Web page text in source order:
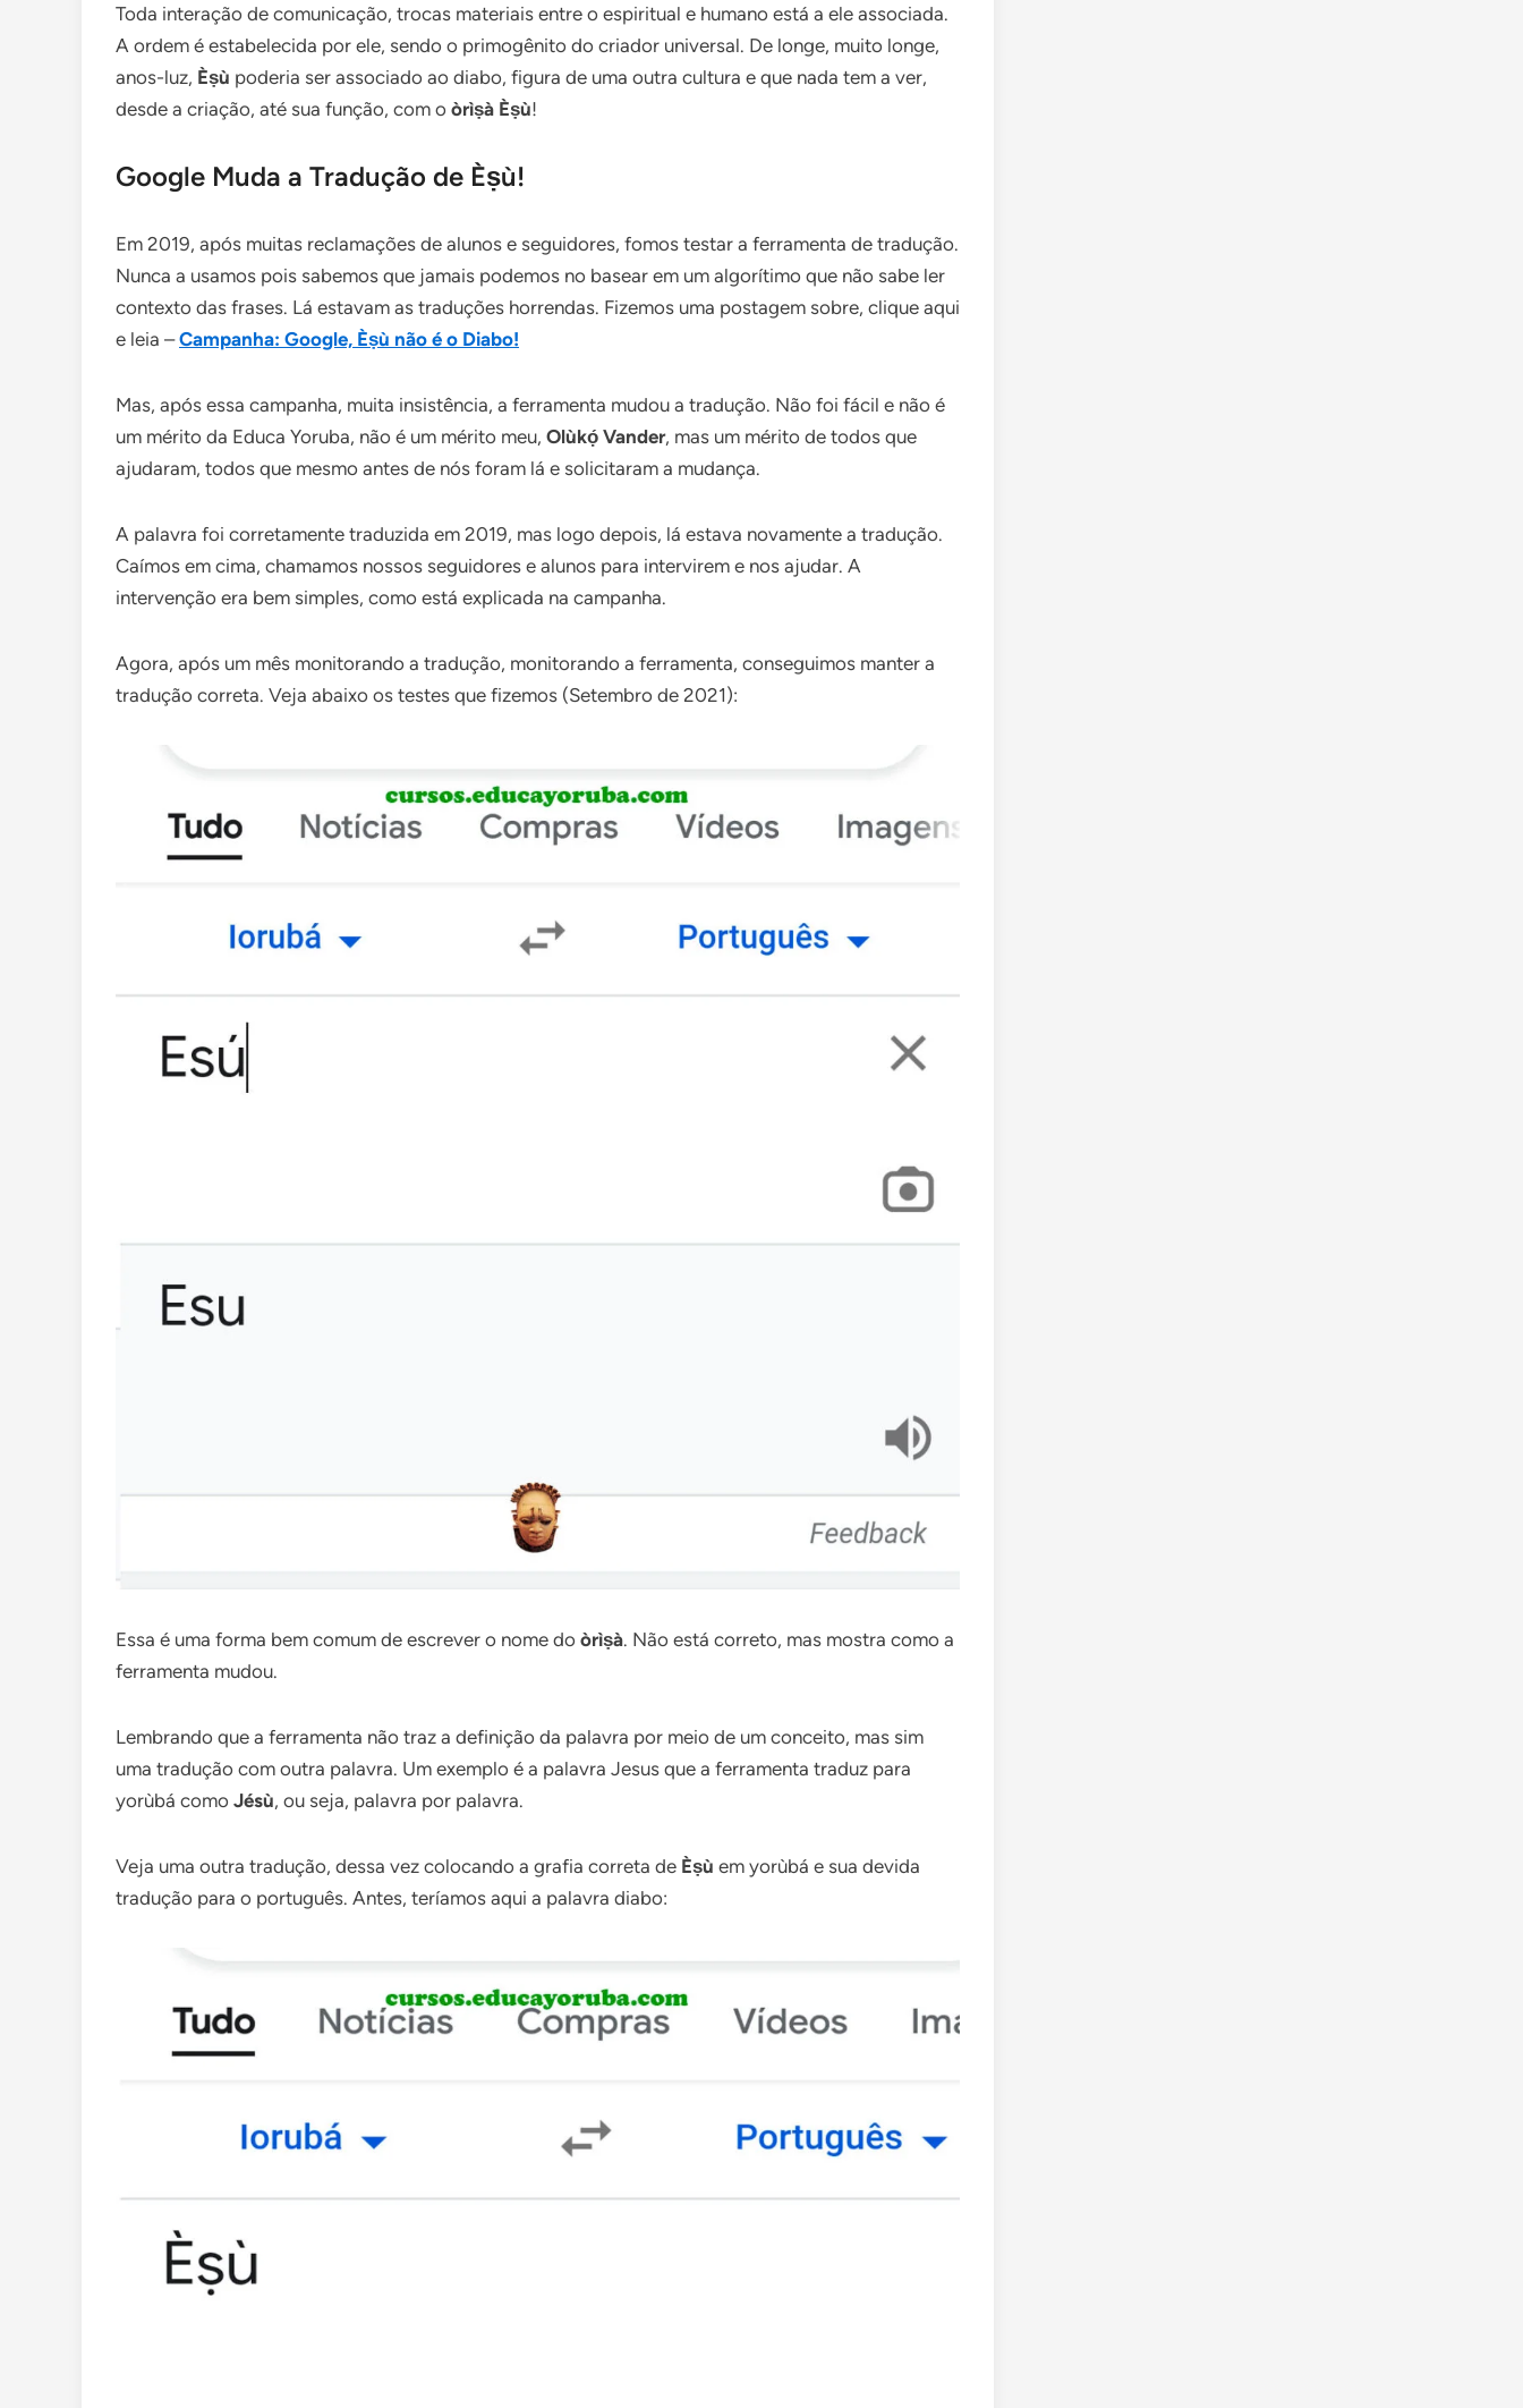
Toda interação de comunicação, trocas materiais entre o espiritual e humano está a ele associada.
A ordem é estabelecida por ele, sendo o primogênito do criador universal. De longe, muito longe,
anos-luz, Èṣù poderia ser associado ao diabo, figura de uma outra cultura e que nada tem a ver,
desde a criação, até sua função, com o òrìṣà Èṣù!
Google Muda a Tradução de Èṣù!
Em 2019, após muitas reclamações de alunos e seguidores, fomos testar a ferramenta de tradução.
Nunca a usamos pois sabemos que jamais podemos no basear em um algorítimo que não sabe ler
contexto das frases. Lá estavam as traduções horrendas. Fizemos uma postagem sobre, clique aqui
e leia –Campanha: Google, Èṣù não é o Diabo!
Mas, após essa campanha, muita insistência, a ferramenta mudou a tradução. Não foi fácil e não é
um mérito da Educa Yoruba, não é um mérito meu, Olùkọ́ Vander, mas um mérito de todos que
ajudaram, todos que mesmo antes de nós foram lá e solicitaram a mudança.
A palavra foi corretamente traduzida em 2019, mas logo depois, lá estava novamente a tradução.
Caímos em cima, chamamos nossos seguidores e alunos para intervirem e nos ajudar. A
intervenção era bem simples, como está explicada na campanha.
Agora, após um mês monitorando a tradução, monitorando a ferramenta, conseguimos manter a
tradução correta. Veja abaixo os testes que fizemos (Setembro de 2021):
Essa é uma forma bem comum de escrever o nome do òrìṣà. Não está correto, mas mostra como a
ferramenta mudou.
Lembrando que a ferramenta não traz a definição da palavra por meio de um conceito, mas sim
uma tradução com outra palavra. Um exemplo é a palavra Jesus que a ferramenta traduz para
yorùbá como Jésù, ou seja, palavra por palavra.
Veja uma outra tradução, dessa vez colocando a grafia correta de Èṣù em yorùbá e sua devida
tradução para o português. Antes, teríamos aqui a palavra diabo: